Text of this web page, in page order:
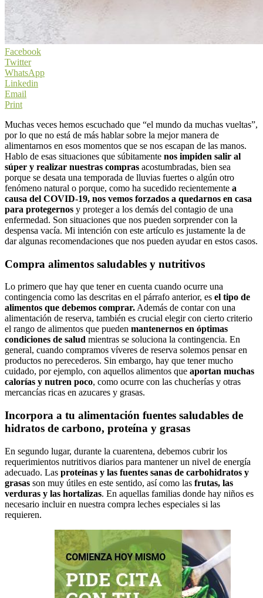
Facebook
Twitter
WhatsApp
Linkedin
Email
Print
Muchas veces hemos escuchado que “el mundo da muchas vueltas”,
por lo que no está de más hablar sobre la mejor manera de
alimentarnos en esos momentos que se nos escapan de las manos.
Hablo de esas situaciones que súbitamente nos impiden salir al
súper y realizar nuestras compras acostumbradas, bien sea
porque se desata una temporada de lluvias fuertes o algún otro
fenómeno natural o porque, como ha sucedido recientemente a
causa del COVID-19, nos vemos forzados a quedarnos en casa
para protegernos y proteger a los demás del contagio de una
enfermedad. Son situaciones que nos pueden sorprender con la
despensa vacía. Mi intención con este artículo es justamente la de
dar algunas recomendaciones que nos pueden ayudar en estos casos.
Compra alimentos saludables y nutritivos
Lo primero que hay que tener en cuenta cuando ocurre una
contingencia como las descritas en el párrafo anterior, es el tipo de
alimentos que debemos comprar. Además de contar con una
alimentación de reserva, también es crucial elegir con cierto criterio
el rango de alimentos que pueden mantenernos en óptimas
condiciones de salud mientras se soluciona la contingencia. En
general, cuando compramos víveres de reserva solemos pensar en
productos no perecederos. Sin embargo, hay que tener mucho
cuidado, por ejemplo, con aquellos alimentos que aportan muchas
calorías y nutren poco, como ocurre con las chucherías y otras
mercancías ricas en azucares y grasas.
Incorpora a tu alimentación fuentes saludables de
hidratos de carbono, proteína y grasas
En segundo lugar, durante la cuarentena, debemos cubrir los
requerimientos nutritivos diarios para mantener un nivel de energía
adecuado. Las proteínas y las fuentes sanas de carbohidratos y
grasas son muy útiles en este sentido, así como las frutas, las
verduras y las hortalizas. En aquellas familias donde hay niños es
necesario incluir en nuestra compra leches especiales si las
requieren.